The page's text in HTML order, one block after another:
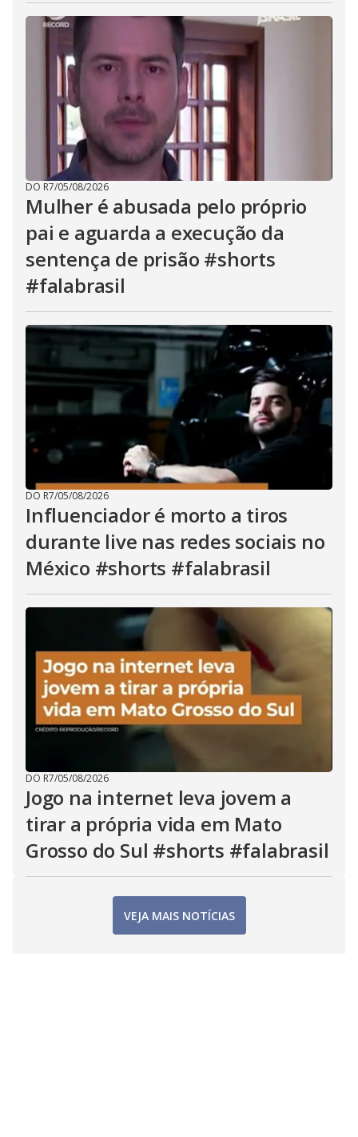
DO R7/05/08/2026
Mulher é abusada pelo próprio
pai e aguarda a execução da
sentença de prisão #shorts
#falabrasil
DO R7/05/08/2026
Influenciador é morto a tiros
durante live nas redes sociais no
México #shorts #falabrasil
DO R7/05/08/2026
Jogo na internet leva jovem a
tirar a própria vida em Mato
Grosso do Sul #shorts #falabrasil
VEJA MAIS NOTÍCIAS